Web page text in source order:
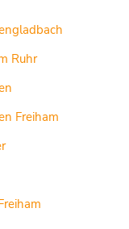
Ruhr
Freiham